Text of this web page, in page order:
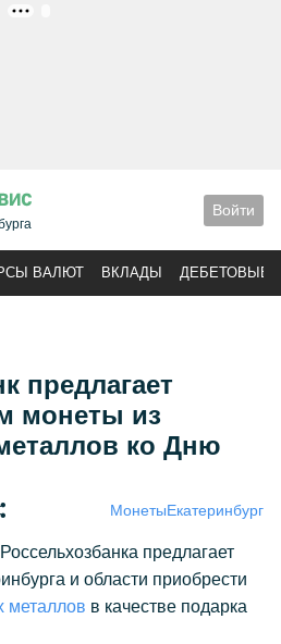
Войти
ВАЛЮТ ВКЛАДЫ ДЕБЕТОВЫЕ
предлагает
монеты из
ко Дню
МонетыЕкатеринбург
предлагает
и области приобрести
металлов в качестве подарка